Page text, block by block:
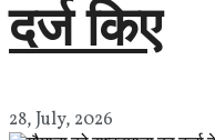
दर्ज किए
28, July, 2026